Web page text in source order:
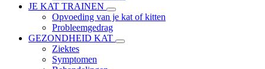
JE KAT TRAINEN
Opvoeding van je kat of kitten
Probleemgedrag
GEZONDHEID KAT
Ziektes
Symptomen